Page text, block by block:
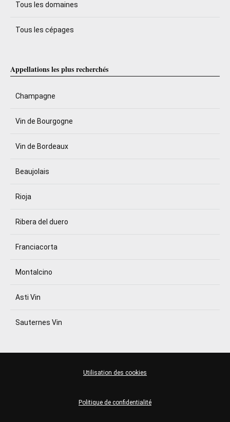
Tous les domaines
Tous les cépages
Appellations les plus recherchés
Champagne
Vin de Bourgogne
Vin de Bordeaux
Beaujolais
Rioja
Ribera del duero
Franciacorta
Montalcino
Asti Vin
Sauternes Vin
Politique de confidentialité
Utilisation des cookies